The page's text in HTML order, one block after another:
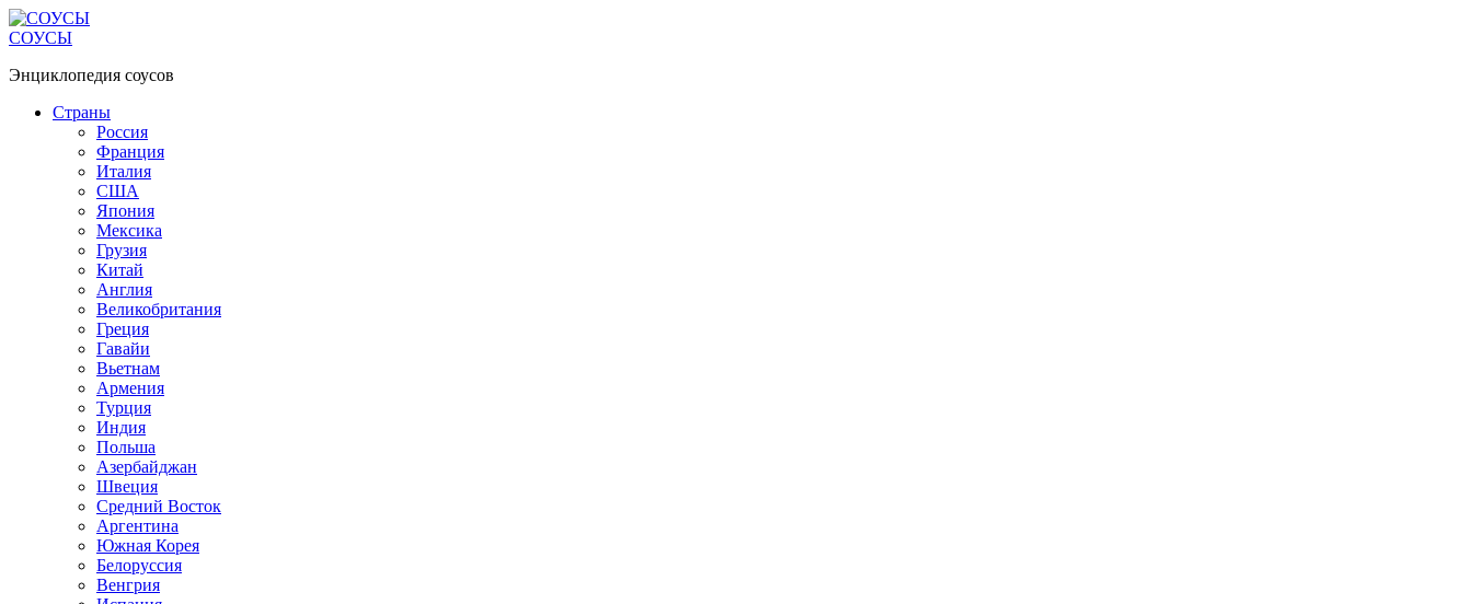
Перейти
к
СОУСЫ
Энциклопедия соусов
Страны
Россия
Франция
Италия
США
Япония
Мексика
Грузия
Китай
Англия
Великобритания
Греция
Гавайи
Вьетнам
Армения
Турция
Индия
Польша
Азербайджан
Швеция
Средний Восток
Аргентина
Южная Корея
Белоруссия
Венгрия